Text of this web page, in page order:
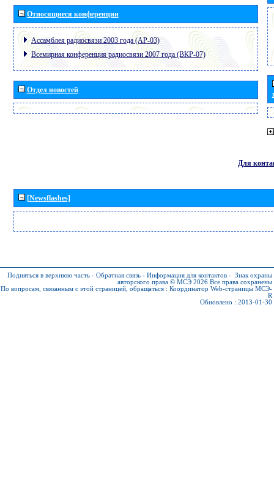
Относящиеся конференции
Ассамблея радиосвязи 2003 года (АР-03)
Всемирная конференция радиосвязи 2007 года (ВКР-07)
Отдел новостей
Для
[Newsflashes]
Подняться в верхнюю часть - Обратная связь - Информация для контактов - Знак охраны
авторского права © МСЭ 2026 Все права сохранены
По вопросам, связанным с этой страницей, обращаться : Координатор Web-страницы МСЭ-
R
Обновлено : 2013-01-30